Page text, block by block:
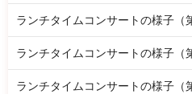
ランチタイムコンサートの様子（
ランチタイムコンサートの様子（
ランチタイムコンサートの様子（